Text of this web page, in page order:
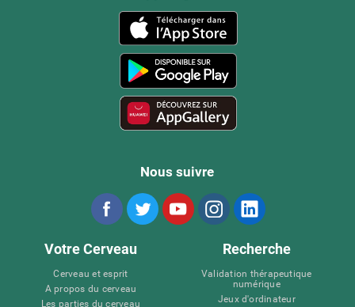
Nous suivre
Votre Cerveau
Cerveau et esprit
A propos du cerveau
Les parties du cerveau
Recherche
Validation thérapeutique
numérique
Jeux d'ordinateur